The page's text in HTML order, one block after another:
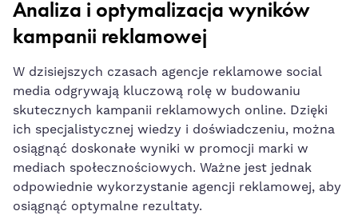
Analiza i optymalizacja wyników
kampanii reklamowej
W dzisiejszych‌ czasach ⁤agencje reklamowe social
media‌ odgrywają kluczową rolę w budowaniu
skutecznych kampanii reklamowych online.⁣ Dzięki
⁣ich ⁤specjalistycznej wiedzy i doświadczeniu, można
osiągnąć doskonałe⁣ wyniki w promocji marki w
mediach społecznościowych. Ważne ⁤jest ​jednak
⁣odpowiednie ⁤wykorzystanie agencji reklamowej, aby
osiągnąć optymalne rezultaty.